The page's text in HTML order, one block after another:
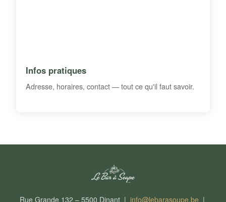
Infos pratiques
Adresse, horaires, contact — tout ce qu'il faut savoir.
Rue Grande 132 – 5500 Dinant | info@lebarasoupe.be|